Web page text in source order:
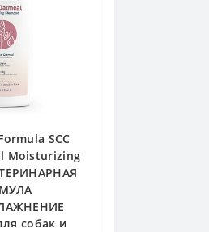
SCC
Moisturizing
собак и